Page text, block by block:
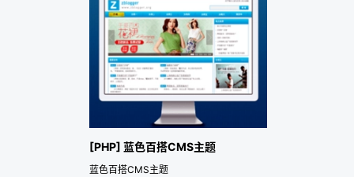
[PHP] 蓝色百搭CMS主题
蓝色百搭CMS主题